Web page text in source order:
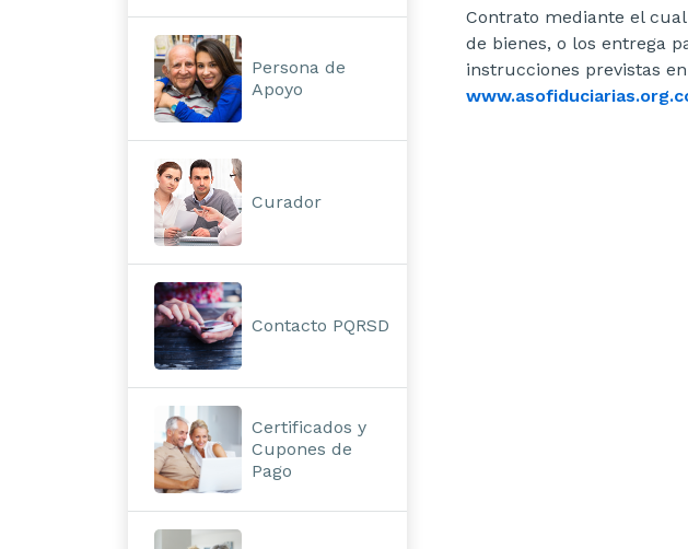
Persona de
Apoyo
Curador
Contacto PQRSD
Certificados y
Cupones de
Pago
Contrato mediante el
de bienes, o los entrega
instrucciones previstas